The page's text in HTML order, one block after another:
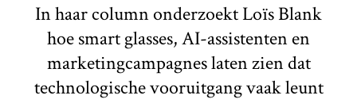
In haar column onderzoekt Loïs Blank
hoe smart glasses, AI-assistenten en
marketingcampagnes laten zien dat
technologische vooruitgang vaak leunt